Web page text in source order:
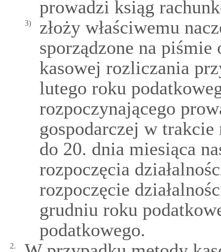
prowadzi ksiąg
3)
złoży właściwemu
sporządzone na
kasowej rozliczania
lutego roku
rozpoczynającego
gospodarczej w
do 20. dnia miesiąca
rozpoczęcia
rozpoczęcie
grudniu roku
podatkowego.
2.